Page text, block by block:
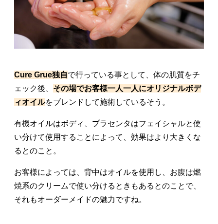
Cure Grue独自で行っている事として、体の肌質をチ
ェック後、 その場でお客様一人一人にオリジナルボデ
ィオイルをブレンドして施術しているそう。
有機オイルはボディ、プラセンタはフェイシャルと使
い分けて使用することによって、効果はより大きくな
るとのこと。
お客様によっては、背中はオイルを使用し、お腹は燃
焼系のクリームで使い分けるときもあるとのことで、
それもオーダーメイドの魅力ですね。